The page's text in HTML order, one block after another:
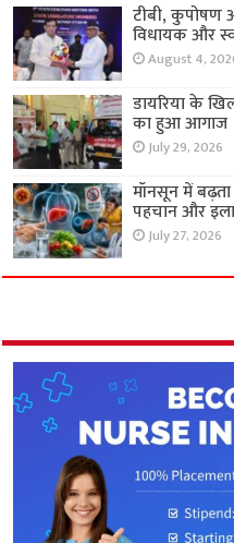
टीबी, कुपोषण
विधायक और
August 4,
डायरिया के
का हुआ आगाज
July 29, 2026
मॉनसून में
पहचान और
July 27, 2026